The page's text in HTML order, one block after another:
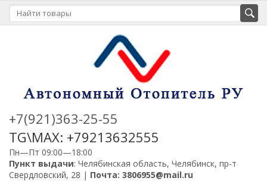
+7(921)363-25-55
TG\MAX: +79213632555
Пн—Пт 09:00—18:00
Пункт выдачи: Челябинская область, Челябинск, пр-т
Свердловский, 28 | Почта: 3806955@mail.ru